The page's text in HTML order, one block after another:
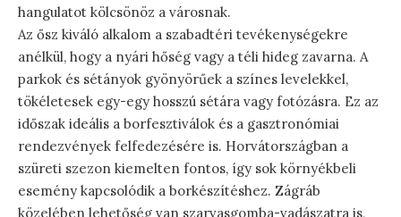
hangulatot kölcsönöz a városnak.
Az ősz kiváló alkalom a szabadtéri tevékenységekre
anélkül, hogy a nyári hőség vagy a téli hideg zavarna. A
parkok és sétányok gyönyörűek a színes levelekkel,
tökéletesek egy-egy hosszú sétára vagy fotózásra. Ez az
időszak ideális a borfesztiválok és a gasztronómiai
rendezvények felfedezésére is. Horvátországban a
szüreti szezon kiemelten fontos, így sok környékbeli
esemény kapcsolódik a borkészítéshez. Zágráb
közelében lehetőség van szarvasgomba-vadászatra is,